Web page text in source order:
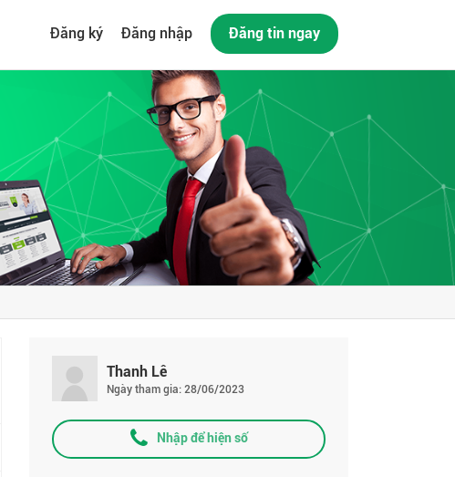
Đăng ký Đăng nhập Đăng tin ngay
Thanh Lê
Ngày tham gia: 28/06/2023
Nhập để hiện số